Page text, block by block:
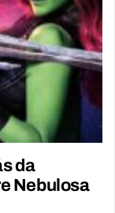
da
Nebulosa